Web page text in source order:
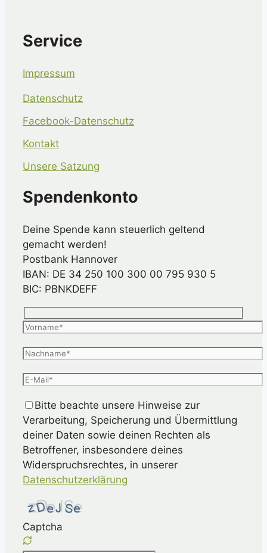
Service
Impressum
Datenschutz
Facebook-Datenschutz
Kontakt
Unsere Satzung
Spendenkonto
Deine Spende kann steuerlich geltend
gemacht werden!
Postbank Hannover
IBAN: DE 34 250 100 300 00 795 930 5
BIC: PBNKDEFF
Bitte beachte unsere Hinweise zur
Verarbeitung, Speicherung und Übermittlung
deiner Daten sowie deinen Rechten als
Betroffener, insbesondere deines
Widerspruchsrechtes, in unserer
Datenschutzerklärung
Captcha